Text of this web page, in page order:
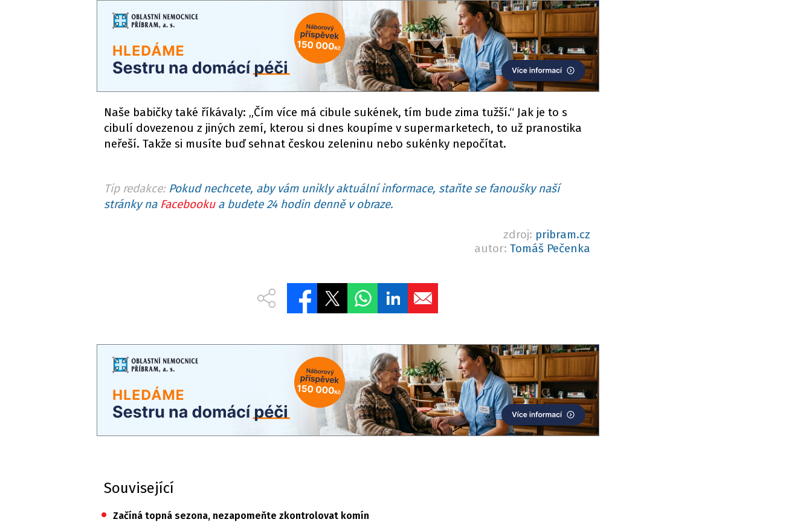
Naše babičky také říkávaly: „Čím více má cibule sukének, tím bude zima tužší.“ Jak je to s
cibulí dovezenou z jiných zemí, kterou si dnes koupíme v supermarketech, to už pranostika
neřeší. Takže si musíte buď sehnat českou zeleninu nebo sukénky nepočítat.
Tip redakce: Pokud nechcete, aby vám unikly aktuální informace, staňte se fanoušky naší
stránky na Facebookua budete 24 hodin denně v obraze.
zdroj: pribram.cz
autor: Tomáš Pečenka
Související
• Začíná topná sezona, nezapomeňte zkontrolovat komín